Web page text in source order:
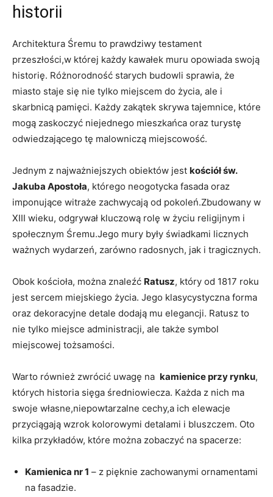
historii
Architektura Śremu⁤ to prawdziwy testament
przeszłości,w której każdy kawałek muru opowiada swoją⁢
historię. Różnorodność starych budowli sprawia, że
miasto⁤ staje ⁣się nie tylko ​miejscem do życia, ale i‍
skarbnicą pamięci. Każdy​ zakątek ⁣skrywa ⁢tajemnice, które
⁣mogą‌ zaskoczyć niejednego mieszkańca oraz ⁤turystę
odwiedzającego ​tę malowniczą miejscowość.
Jednym ‍z najważniejszych obiektów ‌jest kościół św.
Jakuba⁢ Apostoła, którego neogotycka fasada⁣ oraz
imponujące witraże zachwycają od ‌pokoleń.Zbudowany w
XIII ⁣wieku, odgrywał kluczową rolę w życiu religijnym i
‌społecznym Śremu.Jego mury były świadkami licznych
ważnych wydarzeń,​ zarówno ‍radosnych,⁤ jak ‍i tragicznych.
Obok kościoła, można znaleźć Ratusz, który ‌od 1817 roku
jest sercem miejskiego życia. Jego klasycystyczna forma
oraz dekoracyjne detale ‍dodają mu ​elegancji. Ratusz to
nie ⁤tylko miejsce administracji,‍ ale także⁢ symbol
miejscowej‍ tożsamości.
Warto ‌również zwrócić uwagę na ⁤ kamienice⁣ przy rynku,
których historia sięga średniowiecza.⁤ Każda z nich ma
swoje własne,niepowtarzalne‍ cechy,a ich ⁣elewacje
przyciągają wzrok ⁤kolorowymi detalami i​ bluszczem. Oto
kilka przykładów, ​które ⁢można zobaczyć⁣ na spacerze:
Kamienica ⁢nr 1 – ​z pięknie zachowanymi ⁣ornamentami
na fasadzie.